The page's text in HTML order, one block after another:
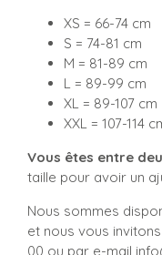
XS = 66-74 cm
S = 74-81 cm
M = 81-89 cm
L = 89-99 cm
XL = 89-107 cm
XXL = 107-114
Vous êtes entre
taille pour avoir un
Nous sommes
et nous vous
00 ou par e-mail